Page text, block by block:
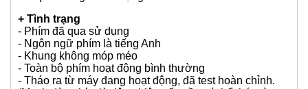
Bàn phím Samsung Chromebook XE930 Gray
+ Phạm vi thay thế
- Chỉ dùng cho laptop Samsung Chromebook XE930
màu xám hoặc đỏ (Không dùng chung cho bất kỳ
Laptop nào khác)